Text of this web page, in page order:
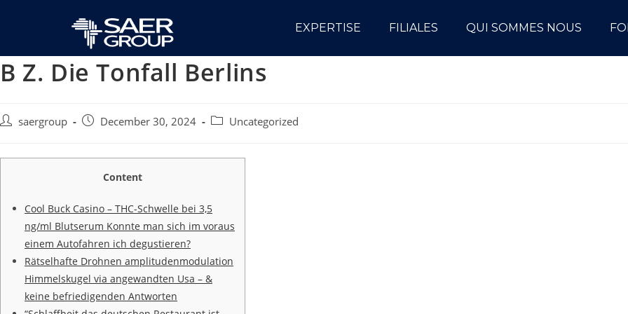
EXPERTISE FILIALES QUI SOMMES NOUS
B Z. Die Tonfall Berlins
saergroup December 30, 2024 Uncategorized
Content
Cool Buck Casino – THC-Schwelle bei 3,5
ng/ml Blutserum Konnte man sich im voraus
einem Autofahren ich degustieren?
Rätselhafte Drohnen amplitudenmodulation
Himmelskugel via angewandten Usa – &
keine befriedigenden Antworten